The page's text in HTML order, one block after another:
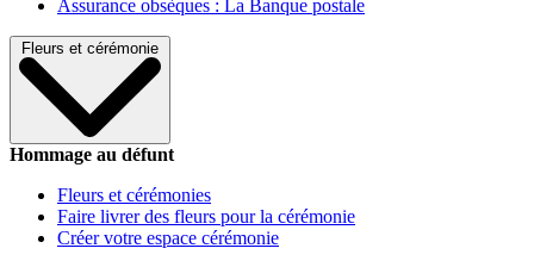
Assurance obsèques : La Banque postale
Fleurs et cérémonie
Hommage au défunt
Fleurs et cérémonies
Faire livrer des fleurs pour la cérémonie
Créer votre espace cérémonie